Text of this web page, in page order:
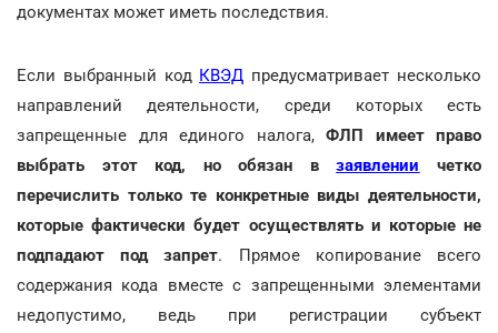
документах может иметь последствия.
Если выбранный код КВЭД предусматривает несколько
направлений деятельности, среди которых есть
запрещенные для единого налога, ФЛП имеет право
выбрать этот код, но обязан взаявлении четко
перечислить только те конкретные виды деятельности,
которые фактически будет осуществлять и которые не
подпадают под запрет. Прямое копирование всего
содержания кода вместе с запрещенными элементами
недопустимо, ведь при регистрации субъект